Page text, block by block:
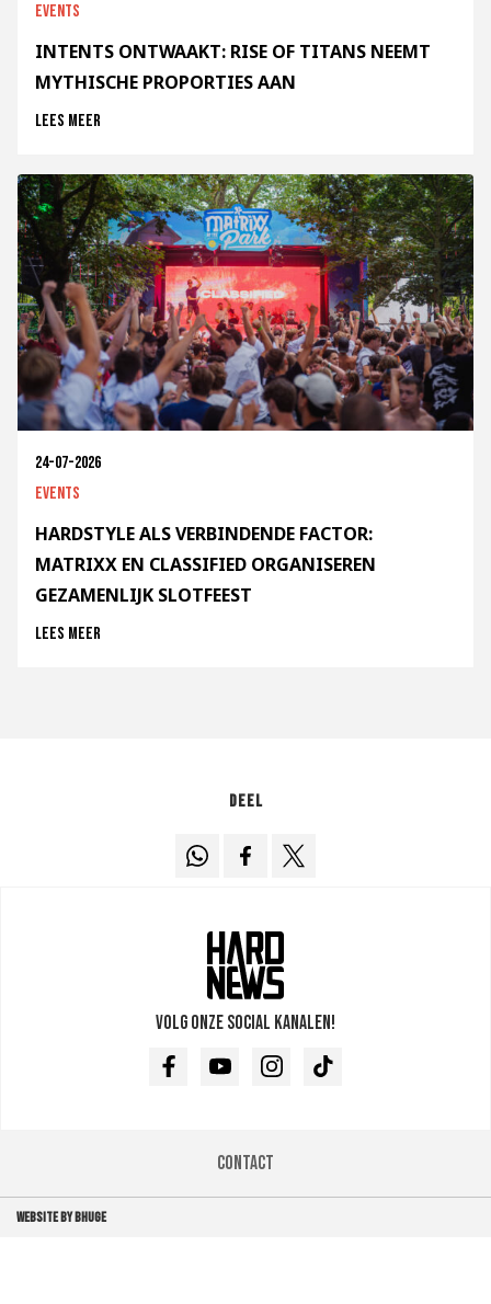
Events
INTENTS ONTWAAKT: RISE OF TITANS NEEMT
MYTHISCHE PROPORTIES AAN
Lees meer
24-07-2026
Events
HARDSTYLE ALS VERBINDENDE FACTOR:
MATRIXX EN CLASSIFIED ORGANISEREN
GEZAMENLIJK SLOTFEEST
Lees meer
Deel
Volg onze social kanalen!
FacebookYoutubeInstagramTikTok
Contact
WEBSITE BY BHUGE